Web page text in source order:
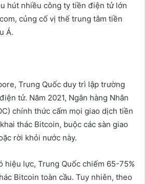
hút nhiều công ty tiền điện tử lớn
củng cố vị thế trung tâm tiền
Á.
Trung Quốc duy trì lập trường
tử. Năm 2021, Ngân hàng Nhân
chính thức cấm mọi giao dịch tiền
thác Bitcoin, buộc các sàn giao
rời khỏi nước này.
hiệu lực, Trung Quốc chiếm 65-75%
Bitcoin toàn cầu. Tuy nhiên, theo